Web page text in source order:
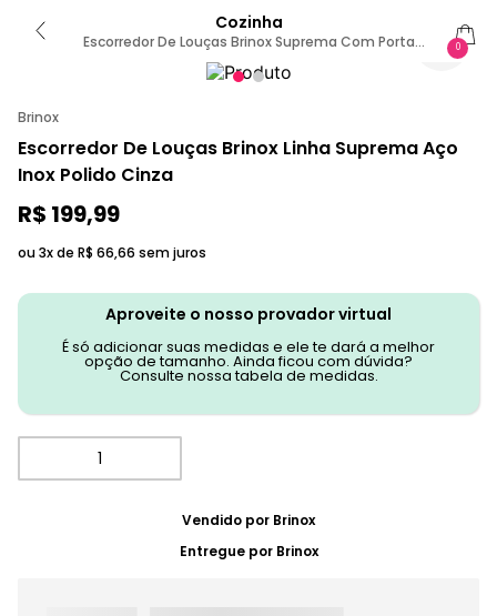
Cozinha
Escorredor De Louças Brinox Suprema Com Porta
Talheres 12 Pratos Aço Inox Inox
0
Brinox
Escorredor De Louças Brinox Linha Suprema Aço
Inox Polido Cinza
R$ 199,99
ou 3x de R$ 66,66 sem juros
Aproveite o nosso provador virtual
É só adicionar suas medidas e ele te dará a melhor
opção de tamanho. Ainda ficou com dúvida?
Consulte nossa tabela de medidas.
Vendido por Brinox
Entregue por Brinox